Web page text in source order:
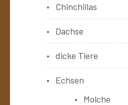
Chinchillas
Dachse
dicke Tiere
Echsen
Molche